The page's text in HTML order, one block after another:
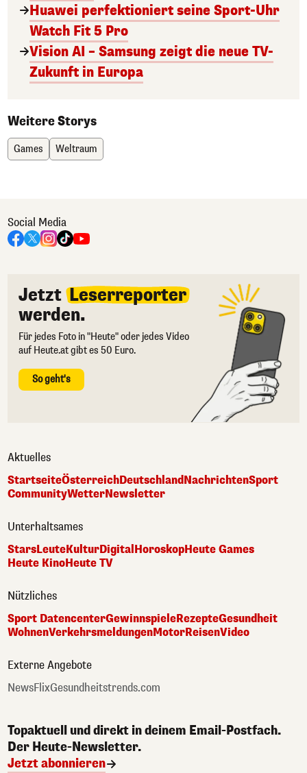
Huawei perfektioniert seine Sport-Uhr
Watch Fit 5 Pro
Vision AI – Samsung zeigt die neue TV-
Zukunft in Europa
Weitere Storys
Games Weltraum
Social Media
Jetzt Leserreporter
werden.
Für jedes Foto in "Heute" oder jedes Video
auf Heute.at gibt es 50 Euro.
So geht's
Aktuelles
StartseiteÖsterreichDeutschlandNachrichtenSport
CommunityWetterNewsletter
Unterhaltsames
StarsLeuteKulturDigitalHoroskopHeute Games
Heute KinoHeute TV
Nützliches
Sport DatencenterGewinnspieleRezepteGesundheit
WohnenVerkehrsmeldungenMotorReisenVideo
Externe Angebote
NewsFlixGesundheitstrends.com
Topaktuell und direkt in deinem Email-Postfach.
Der Heute-Newsletter.
Jetzt abonnieren